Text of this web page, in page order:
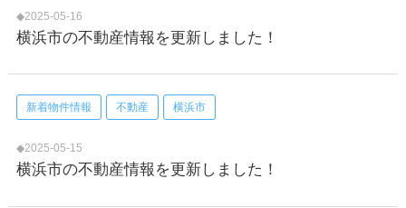
◆2025-05-16
横浜市の不動産情報を更新しました！
新着物件情報 不動産 横浜市
◆2025-05-15
横浜市の不動産情報を更新しました！